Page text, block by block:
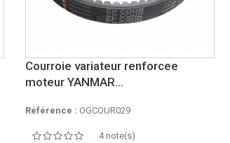
Courroie variateur renforcee
moteur YANMAR...
Référence : OGCOUR029
4 note(s)